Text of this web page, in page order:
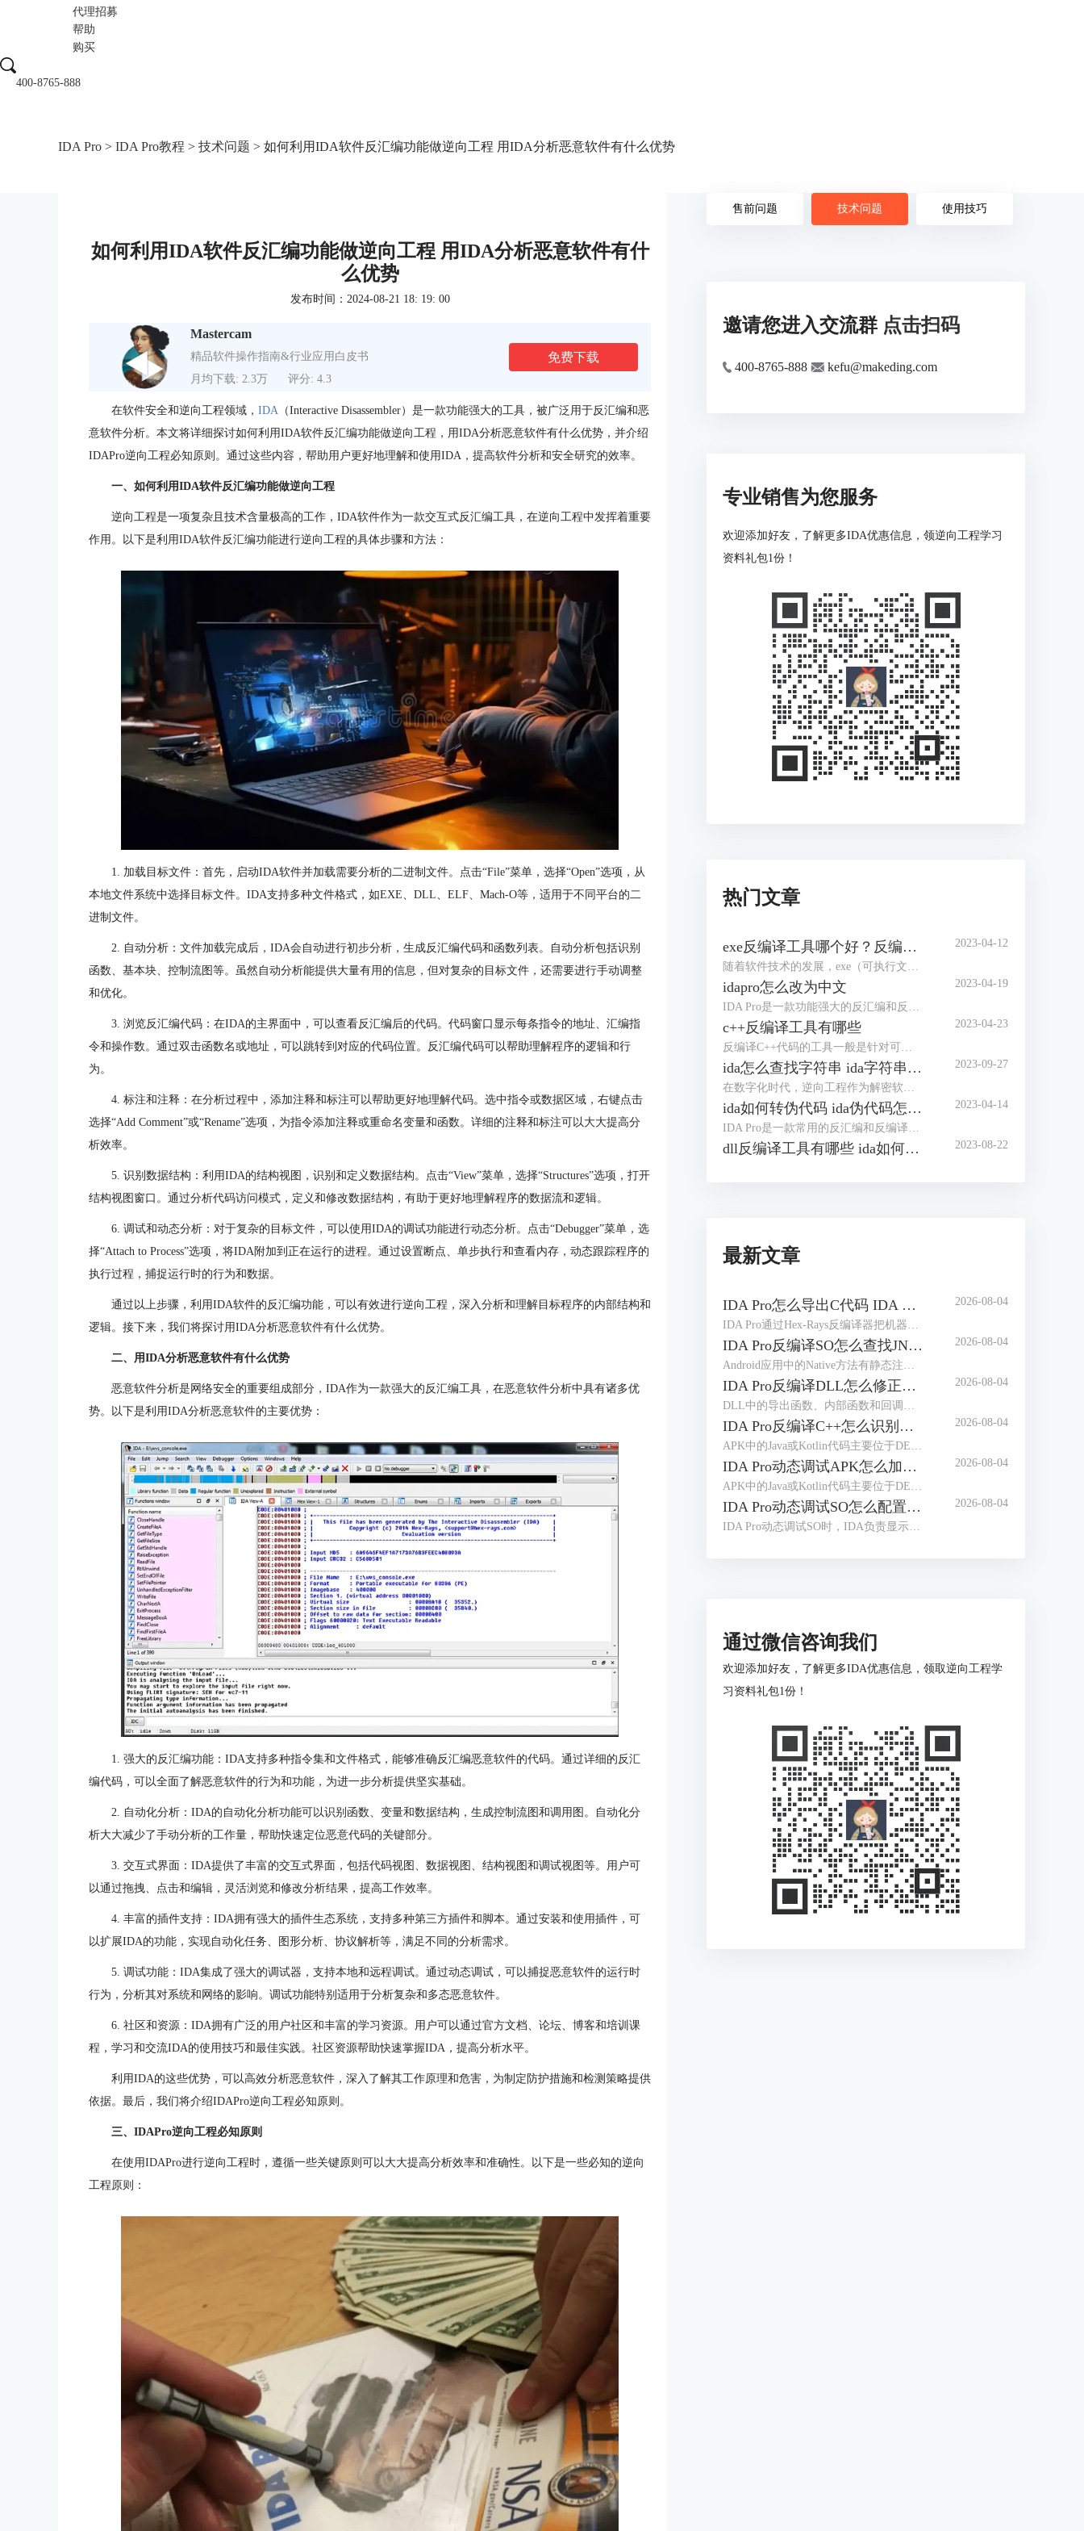
代理招募
帮助
购买
400-8765-888
IDA Pro > IDA Pro教程 > 技术问题 > 如何利用IDA软件反汇编功能做逆向工程 用IDA分析恶意软件有什么优势
如何利用IDA软件反汇编功能做逆向工程 用IDA分析恶意软件有什
么优势
发布时间：2024-08-21 18: 19: 00
Mastercam
精品软件操作指南&行业应用白皮书
月均下载: 2.3万
评分: 4.3
免费下载
在软件安全和逆向工程领域， IDA （Interactive Disassembler）是一款功能强大的工具，被广泛用于反汇编和恶
意软件分析。本文将详细探讨如何利用IDA软件反汇编功能做逆向工程，用IDA分析恶意软件有什么优势，并介绍
IDAPro逆向工程必知原则。通过这些内容，帮助用户更好地理解和使用IDA，提高软件分析和安全研究的效率。
一、如何利用IDA软件反汇编功能做逆向工程
逆向工程是一项复杂且技术含量极高的工作，IDA软件作为一款交互式反汇编工具，在逆向工程中发挥着重要
作用。以下是利用IDA软件反汇编功能进行逆向工程的具体步骤和方法：
1. 加载目标文件：首先，启动IDA软件并加载需要分析的二进制文件。点击“File”菜单，选择“Open”选项，从
本地文件系统中选择目标文件。IDA支持多种文件格式，如EXE、DLL、ELF、Mach-O等，适用于不同平台的二
进制文件。
2. 自动分析：文件加载完成后，IDA会自动进行初步分析，生成反汇编代码和函数列表。自动分析包括识别
函数、基本块、控制流图等。虽然自动分析能提供大量有用的信息，但对复杂的目标文件，还需要进行手动调整
和优化。
3. 浏览反汇编代码：在IDA的主界面中，可以查看反汇编后的代码。代码窗口显示每条指令的地址、汇编指
令和操作数。通过双击函数名或地址，可以跳转到对应的代码位置。反汇编代码可以帮助理解程序的逻辑和行
为。
4. 标注和注释：在分析过程中，添加注释和标注可以帮助更好地理解代码。选中指令或数据区域，右键点击
选择“Add Comment”或“Rename”选项，为指令添加注释或重命名变量和函数。详细的注释和标注可以大大提高分
析效率。
5. 识别数据结构：利用IDA的结构视图，识别和定义数据结构。点击“View”菜单，选择“Structures”选项，打开
结构视图窗口。通过分析代码访问模式，定义和修改数据结构，有助于更好地理解程序的数据流和逻辑。
6. 调试和动态分析：对于复杂的目标文件，可以使用IDA的调试功能进行动态分析。点击“Debugger”菜单，选
择“Attach to Process”选项，将IDA附加到正在运行的进程。通过设置断点、单步执行和查看内存，动态跟踪程序的
执行过程，捕捉运行时的行为和数据。
通过以上步骤，利用IDA软件的反汇编功能，可以有效进行逆向工程，深入分析和理解目标程序的内部结构和
逻辑。接下来，我们将探讨用IDA分析恶意软件有什么优势。
二、用IDA分析恶意软件有什么优势
恶意软件分析是网络安全的重要组成部分，IDA作为一款强大的反汇编工具，在恶意软件分析中具有诸多优
势。以下是利用IDA分析恶意软件的主要优势：
1. 强大的反汇编功能：IDA支持多种指令集和文件格式，能够准确反汇编恶意软件的代码。通过详细的反汇
编代码，可以全面了解恶意软件的行为和功能，为进一步分析提供坚实基础。
2. 自动化分析：IDA的自动化分析功能可以识别函数、变量和数据结构，生成控制流图和调用图。自动化分
析大大减少了手动分析的工作量，帮助快速定位恶意代码的关键部分。
3. 交互式界面：IDA提供了丰富的交互式界面，包括代码视图、数据视图、结构视图和调试视图等。用户可
以通过拖拽、点击和编辑，灵活浏览和修改分析结果，提高工作效率。
4. 丰富的插件支持：IDA拥有强大的插件生态系统，支持多种第三方插件和脚本。通过安装和使用插件，可
以扩展IDA的功能，实现自动化任务、图形分析、协议解析等，满足不同的分析需求。
5. 调试功能：IDA集成了强大的调试器，支持本地和远程调试。通过动态调试，可以捕捉恶意软件的运行时
行为，分析其对系统和网络的影响。调试功能特别适用于分析复杂和多态恶意软件。
6. 社区和资源：IDA拥有广泛的用户社区和丰富的学习资源。用户可以通过官方文档、论坛、博客和培训课
程，学习和交流IDA的使用技巧和最佳实践。社区资源帮助快速掌握IDA，提高分析水平。
利用IDA的这些优势，可以高效分析恶意软件，深入了解其工作原理和危害，为制定防护措施和检测策略提供
依据。最后，我们将介绍IDAPro逆向工程必知原则。
三、IDAPro逆向工程必知原则
在使用IDAPro进行逆向工程时，遵循一些关键原则可以大大提高分析效率和准确性。以下是一些必知的逆向
工程原则：
售前问题 技术问题 使用技巧
邀请您进入交流群 点击扫码
400-8765-888 kefu@makeding.com
专业销售为您服务
欢迎添加好友，了解更多IDA优惠信息，领逆向工程学习
资料礼包1份！
热门文章
exe反编译工具哪个好？反编译能力强的工具盘点 2023-04-12
idapro怎么改为中文 2023-04-19
c++反编译工具有哪些 2023-04-23
ida怎么查找字符串 ida字符串窗口快捷键 2023-09-27
ida如何转伪代码 ida伪代码怎么看 2023-04-14
dll反编译工具有哪些 ida如何反编译修改dll文件 2023-08-22
最新文章
IDA Pro怎么导出C代码 IDA Pro导出的C代码缺少变量声明如何处理 2026-08-04
IDA Pro反编译SO怎么查找JNI注册函数 IDA Pro动态注册的Native方法如何定位 2026-08-04
IDA Pro反编译DLL怎么修正调用约定 IDA Pro调用约定识别错误会造成什么影响 2026-08-04
IDA Pro反编译C++怎么识别虚函数 IDA Pro虚函数调用关系显示错误如何调整 2026-08-04
IDA Pro动态调试APK怎么加载符号 IDA Pro调试APK时符号名称缺失如何补全 2026-08-04
IDA Pro动态调试SO怎么配置远程服务器 IDA Pro远程调试连接频繁中断如何处理 2026-08-04
通过微信咨询我们
欢迎添加好友，了解更多IDA优惠信息，领取逆向工程学
习资料礼包1份！